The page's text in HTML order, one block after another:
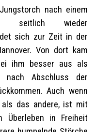
nach einem
seitlich wieder
sich zur Zeit in der
Von dort kam
ihm besser aus als
Abschluss der
Auch wenn
das andere, ist mit
Überleben in Freiheit